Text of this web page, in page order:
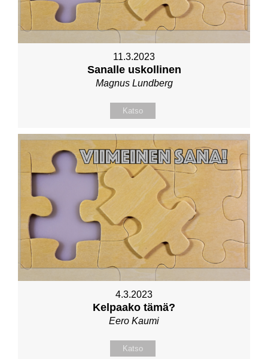
11.3.2023
Sanalle uskollinen
Magnus Lundberg
Katso
4.3.2023
Kelpaako tämä?
Eero Kaumi
Katso